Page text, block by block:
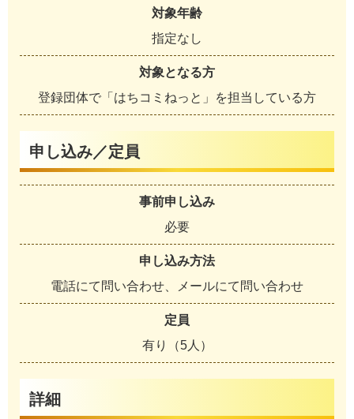
対象年齢
指定なし
対象となる方
登録団体で「はちコミねっと」を担当している方
申し込み／定員
事前申し込み
必要
申し込み方法
電話にて問い合わせ、メールにて問い合わせ
定員
有り（5人）
詳細